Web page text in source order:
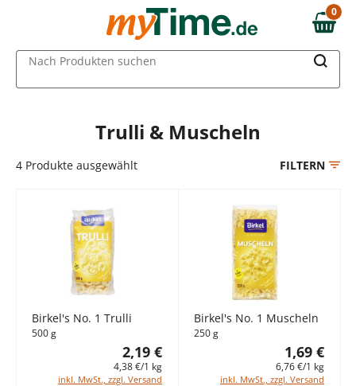
Zum Hauptinhalt springen
Zur Navigation springen
Zur Suche springen
0,00 €
0
Nach Produkten suchen
Trulli & Muscheln
4 Produkte ausgewählt FILTERN
Birkel's No. 1 Trulli
500 g
2,19 €
4,38 €/1 kg
inkl. MwSt., zzgl. Versand
Birkel's No. 1 Muscheln
250 g
1,69 €
6,76 €/1 kg
inkl. MwSt., zzgl. Versand